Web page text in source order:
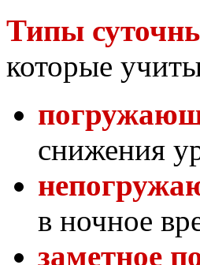
Типы
которые
снижения
в ночное
заметное